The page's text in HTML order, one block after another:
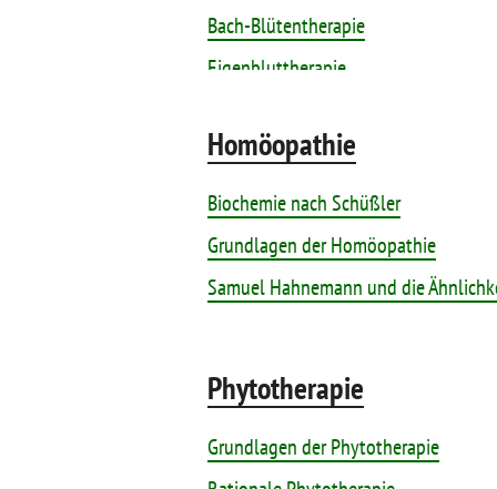
Bach-Blütentherapie
Eigenbluttherapie
Kinesiologie
Neuraltherapie nach Huneke
Ozontherapie
Homöopathie
Biochemie nach Schüßler
Grundlagen der Homöopathie
Samuel Hahnemann und die
Phytotherapie
Grundlagen der Phytotherapie